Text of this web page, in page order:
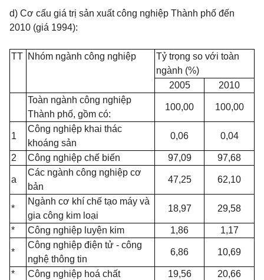
d) Cơ cấu giá trị sản xuất công nghiệp Thành phố đến
2010 (giá 1994):
TT Nhóm ngành công nghiệp
Tỷ trọng so với toàn
ngành (%)
2005
2010
Toàn ngành công nghiệp
Thành phố, gồm có:
100,00 100,00
1
Công nghiệp khai thác
khoáng sản
0,06 0,04
2 Công nghiệp chế biến 97,09 97,68
a
Các ngành công nghiệp cơ
bản
47,25 62,10
*
Ngành cơ khí chế tạo máy và
gia công kim loại
18,97 29,58
* Công nghiệp luyện kim 1,86 1,17
*
Công nghiệp điện tử - công
nghệ thông tin
6,86 10,69
* Công nghiệp hoá chất 19,56 20,66